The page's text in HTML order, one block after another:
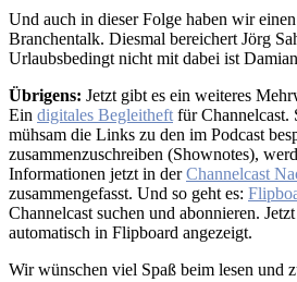
Und auch in dieser Folge haben wir
Branchentalk. Diesmal bereichert Jörg
Urlaubsbedingt nicht mit dabei ist
Übrigens: Jetzt gibt es ein weiteres
Ein digitales Begleitheft für Channelcast.
mühsam die Links zu den im Podcast
zusammenzuschreiben (Shownotes),
Informationen jetzt in derChannelcast
zusammengefasst. Und so geht es:
Channelcast suchen und abonnieren.
automatisch in Flipboard angezeigt.
Wir wünschen viel Spaß beim lesen und